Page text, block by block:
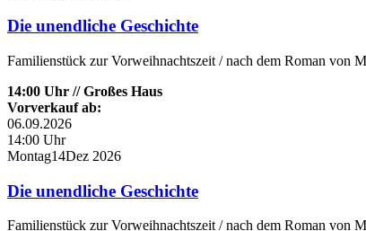
Die unendliche Geschichte
Familienstück zur Vorweihnachtszeit / nach dem Roman von
14:00 Uhr // Großes Haus
Vorverkauf ab:
06.09.2026
14:00 Uhr
Montag14Dez 2026
Die unendliche Geschichte
Familienstück zur Vorweihnachtszeit / nach dem Roman von